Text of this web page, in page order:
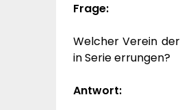
Frage:
Welcher Verein
in Serie errungen?
Antwort: